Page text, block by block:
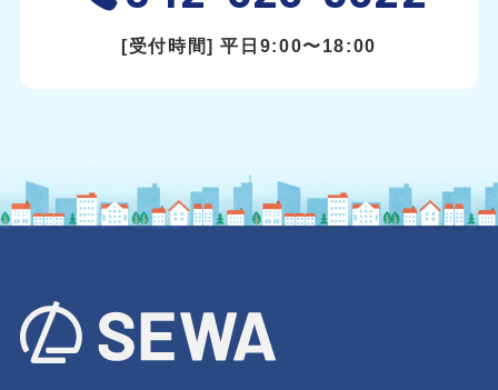
[受付時間] 平日9:00〜18:00